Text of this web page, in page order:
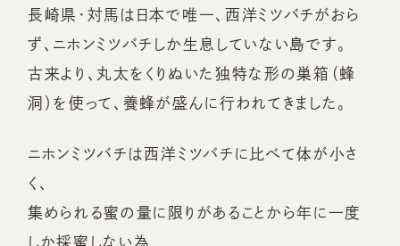
長崎県・対馬は日本で唯一、西洋ミツバチがおら
ず、ニホンミツバチしか生息していない島です。
古来より、丸太をくりぬいた独特な形の巣箱（蜂
洞）を使って、養蜂が盛んに行われてきました。
ニホンミツバチは西洋ミツバチに比べて体が小さ
く、
集められる蜜の量に限りがあることから年に一度
しか採蜜しない為